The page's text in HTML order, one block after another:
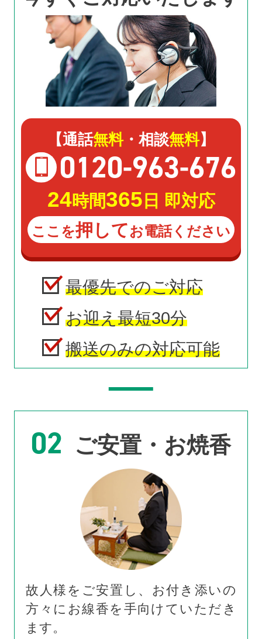
【通話無料・相談無料】
0120-963-676
24時間365 日 即対応
ここを押してお電話ください
最優先でのご対応
お迎え最短30分
搬送のみの対応可能
02 ご安置・お焼香
故人様をご安置し、お付き添いの
方々にお線香を手向けていただき
ます。